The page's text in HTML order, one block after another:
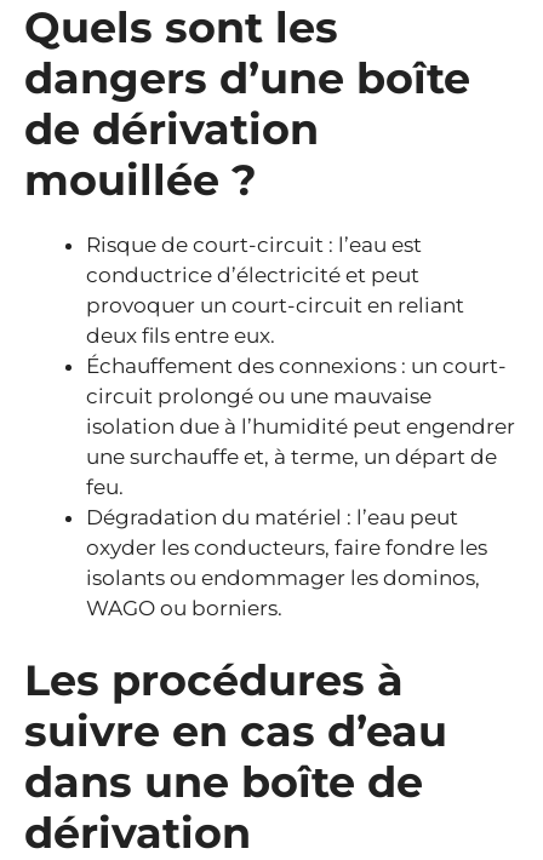
Quels sont les
dangers d’une boîte
de dérivation
mouillée ?
Risque de court-circuit : l’eau est
conductrice d’électricité et peut
provoquer un court-circuit en reliant
deux fils entre eux.
Échauffement des connexions : un court-
circuit prolongé ou une mauvaise
isolation due à l’humidité peut engendrer
une surchauffe et, à terme, un départ de
feu.
Dégradation du matériel : l’eau peut
oxyder les conducteurs, faire fondre les
isolants ou endommager les dominos,
WAGO ou borniers.
Les procédures à
suivre en cas d’eau
dans une boîte de
dérivation